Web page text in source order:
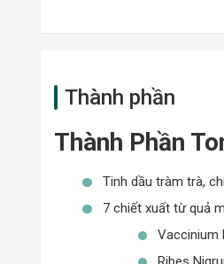
Thành phần
Thành Phần
Tinh dầu tràm trà,
7 chiết xuất từ quả
Vaccinium